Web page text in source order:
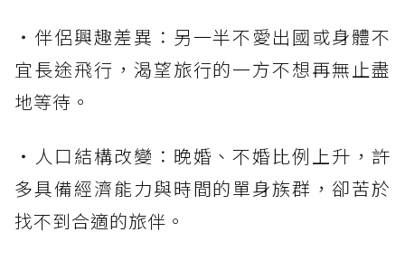
・伴侶興趣差異：另一半不愛出國或身體不
宜長途飛行，渴望旅行的一方不想再無止盡
地等待。
・人口結構改變：晚婚、不婚比例上升，許
多具備經濟能力與時間的單身族群，卻苦於
找不到合適的旅伴。